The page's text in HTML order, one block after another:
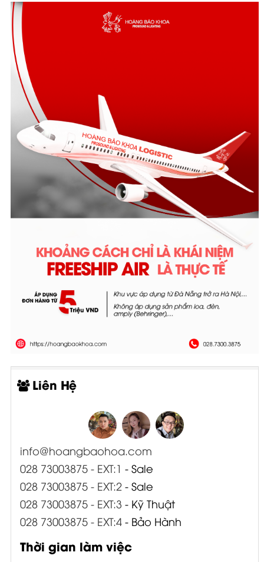
Liên Hệ
info@hoangbaohoa.com
028 73003875 - EXT:1 - Sale
028 73003875 - EXT:2- Sale
028 73003875 - EXT:3 - Kỹ Thuật
028 73003875 - EXT:4- Bảo Hành
Thời gian làm việc